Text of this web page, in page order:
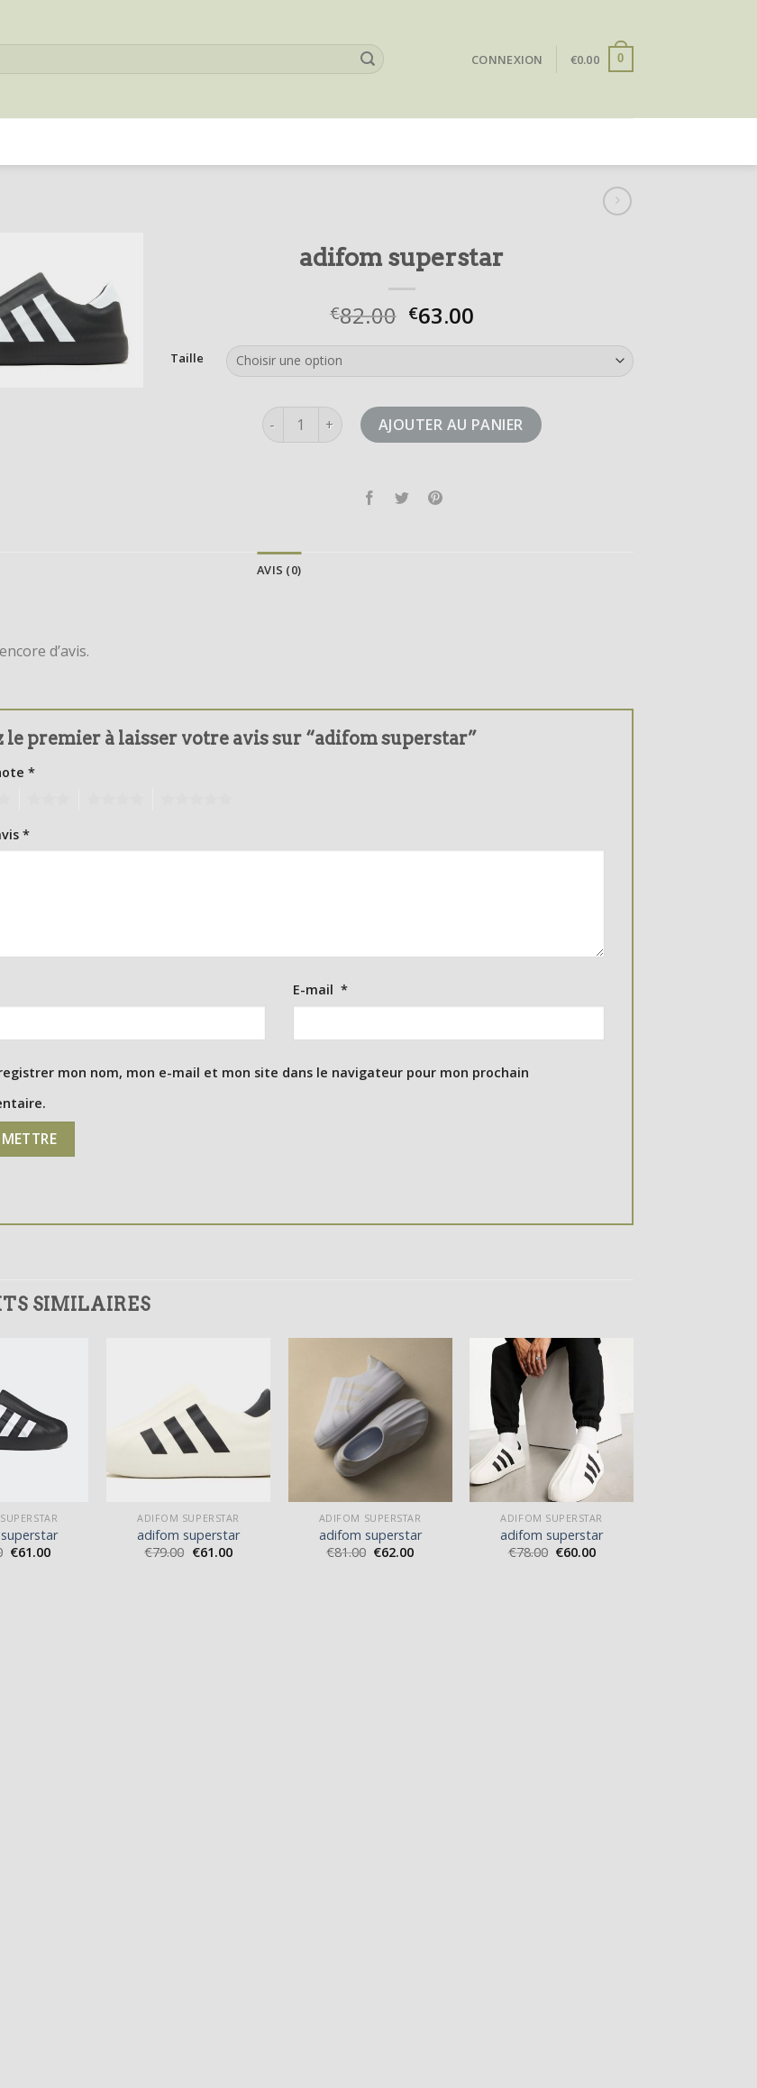
CONNEXION €0.00 0
adifom superstar
€82.00 €63.00
Taille
quantité de adifom superstar
AJOUTER AU PANIER
AVIS (0)
d’avis.
le premier à laisser votre avis sur “adifom superstar”
*
*
E-mail *
mon nom, mon e-mail et mon site dans le navigateur pour mon prochain
SIMILAIRES
€61.00
ADIFOM SUPERSTAR
adifom superstar
€79.00 €61.00
ADIFOM SUPERSTAR
adifom superstar
€81.00 €62.00
ADIFOM SUPERSTAR
adifom superstar
€78.00 €60.00